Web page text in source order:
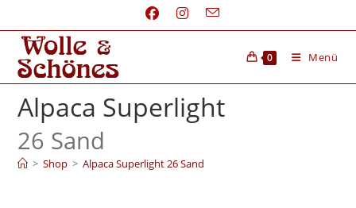
0 Menü
Alpaca Superlight
26 Sand
> Shop > Alpaca Superlight 26 Sand